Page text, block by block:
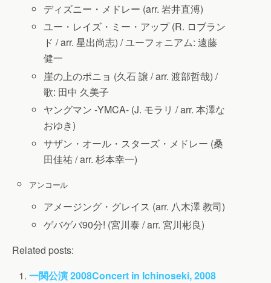
ディズニー・メドレー (arr. 岩井直溥)
ユー・レイズ・ミー・アップ (R. ロブラン
ド / arr. 星出尚志) /ユーフォニアム: 遠藤
健一
崖の上のポニョ (久石 譲 / arr. 渡部哲哉) /
歌: 田中 久美子
ヤングマン -YMCA- (J. モラリ / arr. 本澤な
おゆき)
サザン・オール・スターズ・メドレー (桑
田佳祐 / arr. 杉本幸一)
アンコール
アメージング・グレイス (arr. 八木澤 教司)
ゲバゲバ90分! (宮川泰 / arr. 宮川彬良)
Related posts:
一関公演 2008Concert in Ichinoseki, 2008